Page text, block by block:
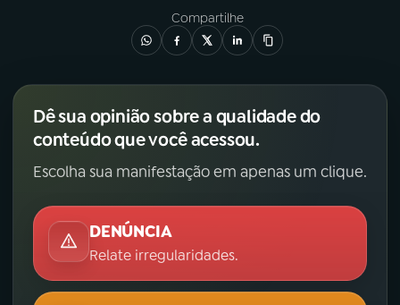
Compartilhe
Dê sua opinião sobre a qualidade do
conteúdo que você acessou.
Escolha sua manifestação em apenas um clique.
DENÚNCIA
Relate irregularidades.